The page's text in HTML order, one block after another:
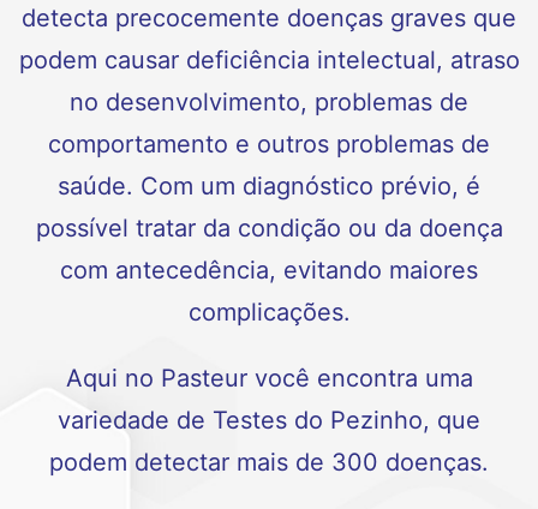
detecta precocemente doenças graves que
podem causar deficiência intelectual, atraso
no desenvolvimento, problemas de
comportamento e outros problemas de
saúde. Com um diagnóstico prévio, é
possível tratar da condição ou da doença
com antecedência, evitando maiores
complicações.
Aqui no Pasteur você encontra uma
variedade de Testes do Pezinho, que
podem detectar mais de 300 doenças.